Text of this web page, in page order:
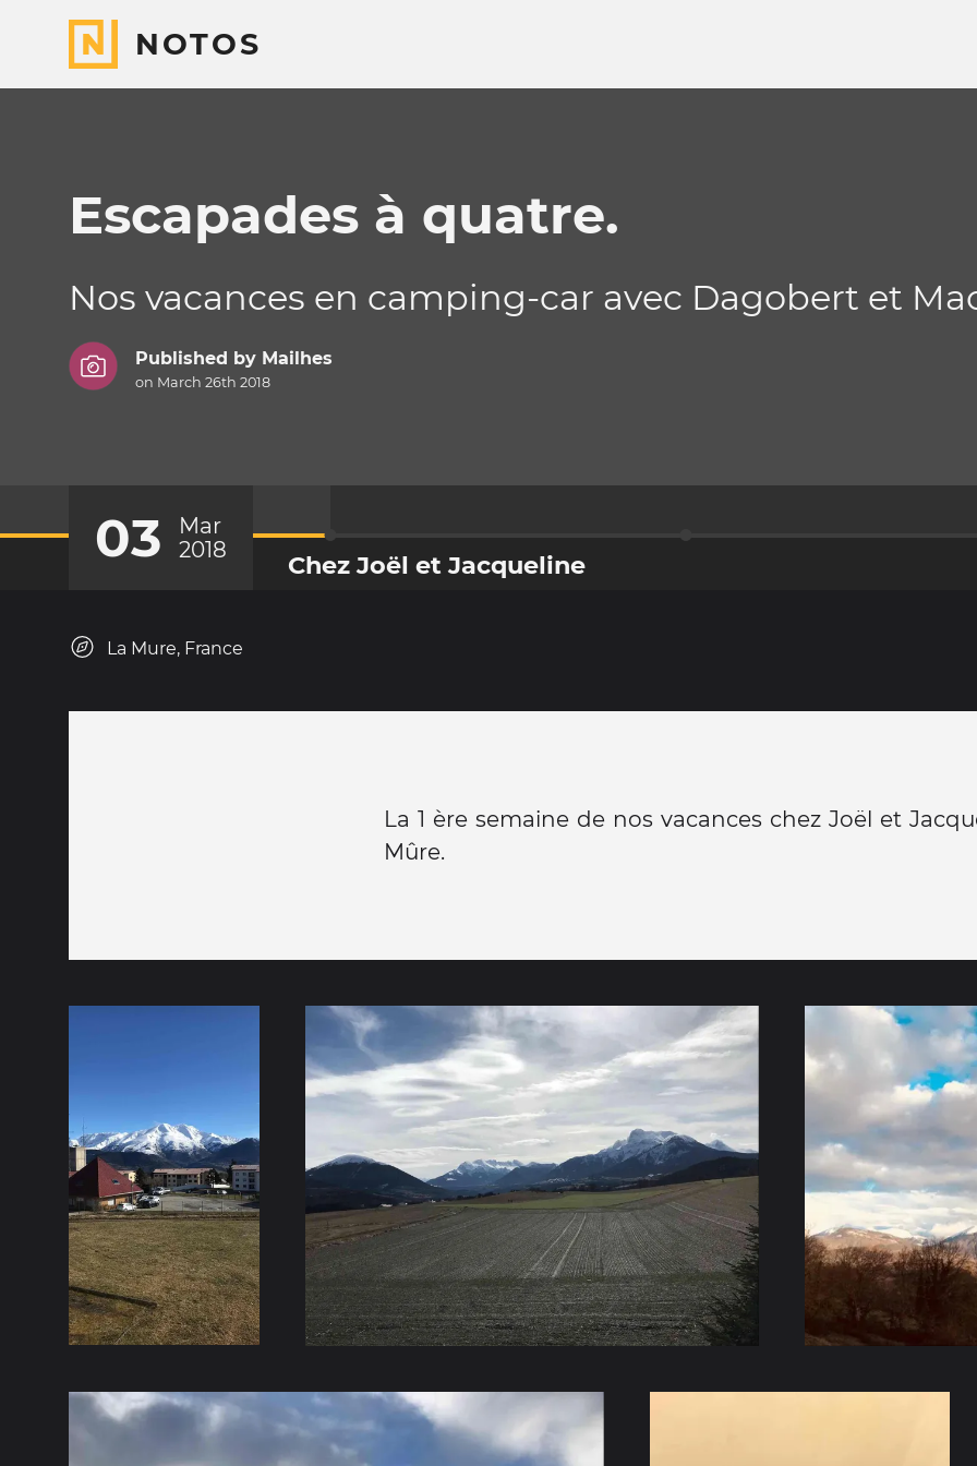
NOTOS
Escapades à quatre.
Nos vacances en camping-car avec Dagobert et
Published by Mailhes
on March 26th 2018
03
Mar
2018
Chez Joël et Jacqueline
La Mure, France
La 1 ère semaine de nos vacances chez Joël et
Mûre.